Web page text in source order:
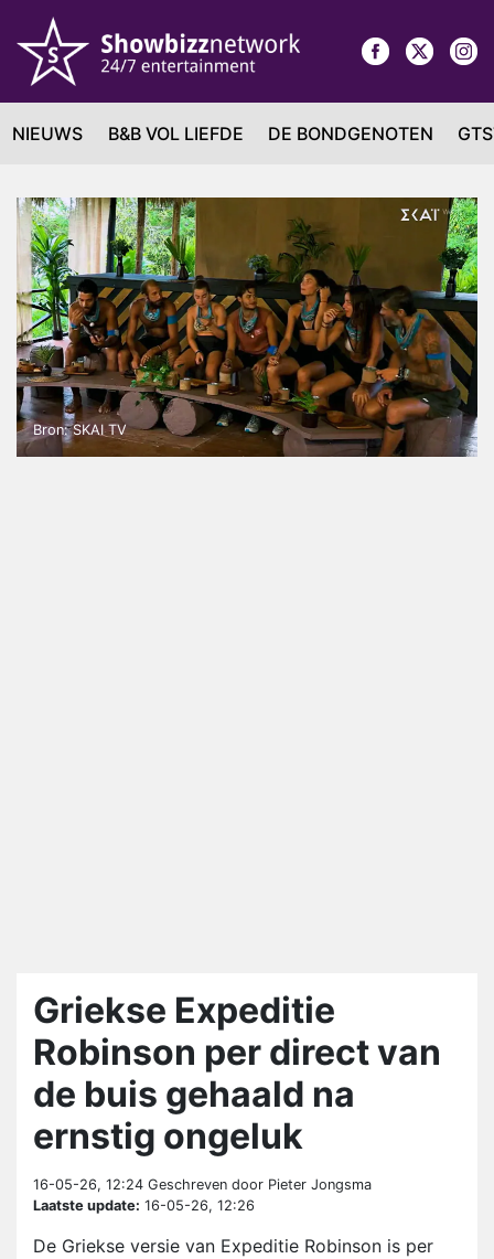
NIEUWS B&B VOL LIEFDE DE BONDGENOTEN
Bron: SKAI TV
Griekse Expeditie
Robinson per direct van
de buis gehaald na
ernstig ongeluk
16-05-26, 12:24 Geschreven door Pieter Jongsma
Laatste update: 16-05-26, 12:26
De Griekse versie van Expeditie Robinson is per